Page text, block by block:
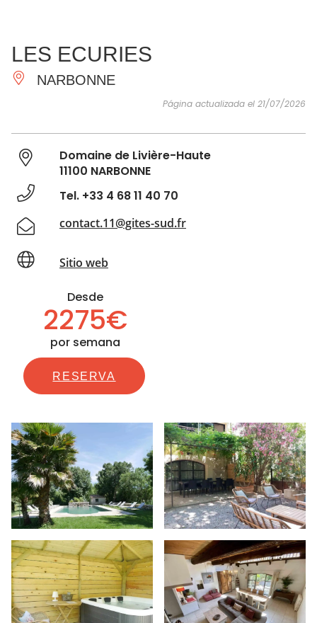
IMPRESCINDIBLES
HACER
LES ECURIES
NARBONNE
Página actualizada el 21/07/2026
Domaine de Livière-Haute
11100 NARBONNE
Tel. +33 4 68 11 40 70
contact.11@gites-sud.fr
Sitio web
Desde
2275€
por semana
RESERVA